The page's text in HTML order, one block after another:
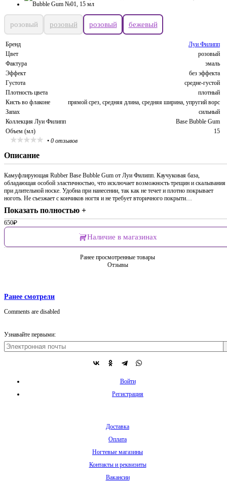
розовый розовый розовый бежевый
Бренд
Луи Филипп
Цвет
розовый
Фактура
эмаль
Эффект
без эффекта
Густота
средне-густой
Плотность цвета
плотный
Кисть во флаконе
прямой срез, средняя длина, средняя ширина, упругий ворс
Запах
сильный
Коллекция Луи Филипп
Base Bubble Gum
Объем (мл)
15
• 0 отзывов
Описание
Камуфлирующая Rubber Base Bubble Gum от Луи Филипп. Каучуковая база,
обладающая особой эластичностью, что исключает возможность трещин и скалывания
при длительной носке. Удобна при нанесении, так как не течет и плотно покрывает
ноготь. Не съезжает с кончиков ногтя и не требует вторичного покрыти…
Показать полностью +
650₽
Наличие в магазинах
Ранее просмотренные товары
Отзывы
Ранее смотрели
Comments are disabled
Узнавайте первыми:
Войти
Регистрация
Доставка
Оплата
Ногтевые магазины
Контакты и реквизиты
Вакансии